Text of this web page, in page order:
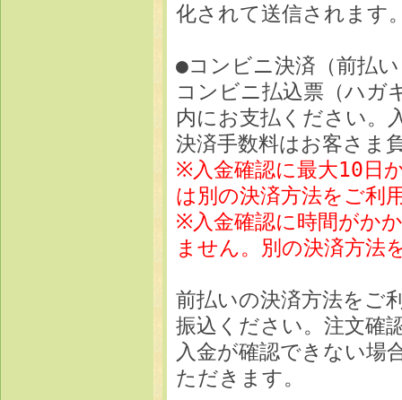
化されて送信されます
●コンビニ決済（前払
コンビニ払込票（ハガ
内にお支払ください。
決済手数料はお客さま
※入金確認に最大10日
は別の決済方法をご利
※入金確認に時間がか
ません。別の決済方法
前払いの決済方法をご
振込ください。注文確
入金が確認できない場
ただきます。